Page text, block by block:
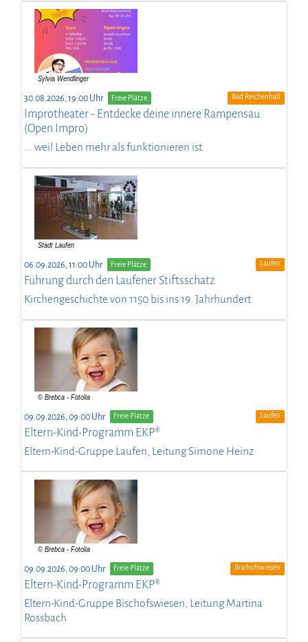
30.08.2026, 19:00 Uhr Freie Plätze Bad Reichenhall
Improtheater - Entdecke deine innere Rampensau
(Open Impro)
... weil Leben mehr als funktionieren ist.
06.09.2026, 11:00 Uhr Freie Plätze Laufen
Führung durch den Laufener Stiftsschatz
Kirchengeschichte von 1150 bis ins 19. Jahrhundert
09.09.2026, 09:00 Uhr Freie Plätze Laufen
Eltern-Kind-Programm EKP®
Eltern-Kind-Gruppe Laufen, Leitung Simone Heinz
09.09.2026, 09:00 Uhr Freie Plätze Bischofswiesen
Eltern-Kind-Programm EKP®
Eltern-Kind-Gruppe Bischofswiesen, Leitung Martina
Rossbach